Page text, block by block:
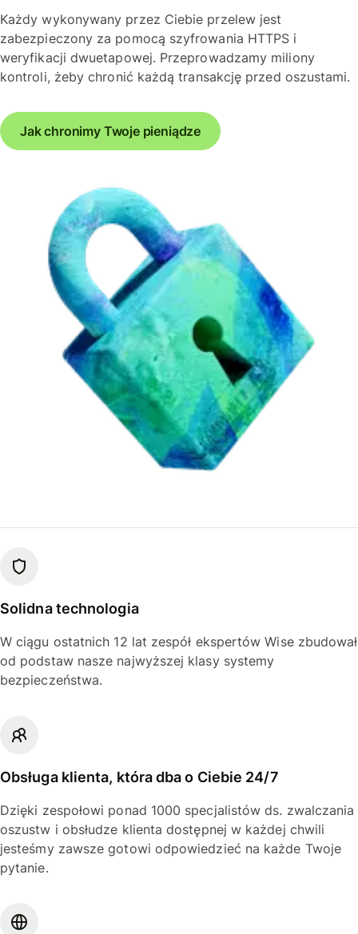
Każdy wykonywany przez Ciebie przelew jest
zabezpieczony za pomocą szyfrowania HTTPS i
weryfikacji dwuetapowej. Przeprowadzamy miliony
kontroli, żeby chronić każdą transakcję przed oszustami.
Jak chronimy Twoje pieniądze
Solidna technologia
W ciągu ostatnich 12 lat zespół ekspertów Wise zbudował
od podstaw nasze najwyższej klasy systemy
bezpieczeństwa.
Obsługa klienta, która dba o Ciebie 24/7
Dzięki zespołowi ponad 1000 specjalistów ds. zwalczania
oszustw i obsłudze klienta dostępnej w każdej chwili
jesteśmy zawsze gotowi odpowiedzieć na każde Twoje
pytanie.